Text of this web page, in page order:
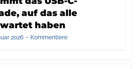
auf das alle
haben
2026 Kommentiere